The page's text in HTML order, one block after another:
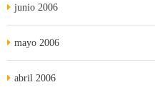
junio 2006
mayo 2006
abril 2006